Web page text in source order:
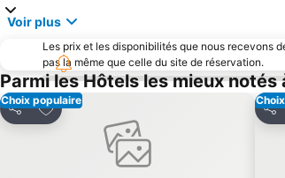
Voir plus
Les prix et les disponibilités que nous recevons
pas la même que celle du site de réservation.
Parmi les Hôtels les mieux notés
Choix populaire
Partager
Ajouter à mes favoris